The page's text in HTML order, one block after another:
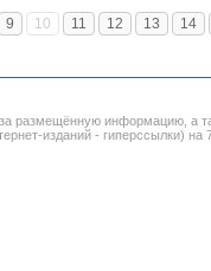
9 10 11 12 13 14
размещённую информацию, а
изданий - гиперссылки) на